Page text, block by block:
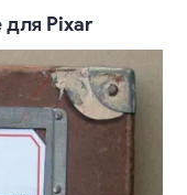
для Pixar